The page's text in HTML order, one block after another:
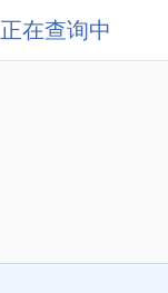
正在查询中